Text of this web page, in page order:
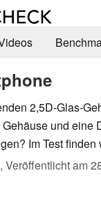
2,5D-Glas-
und
Im Test finden
, Veröffentlicht am